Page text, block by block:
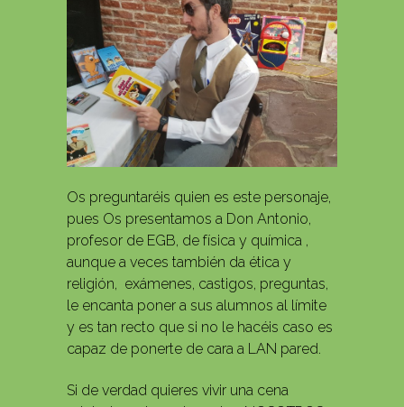
Os preguntaréis quien es este personaje,
pues Os presentamos a Don Antonio,
profesor de EGB, de física y química ,
aunque a veces también da ética y
religión, exámenes, castigos, preguntas,
le encanta poner a sus alumnos al límite
y es tan recto que si no le hacéis caso es
capaz de ponerte de cara a LAN pared.
Si de verdad quieres vivir una cena